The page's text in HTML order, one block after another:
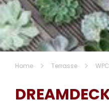
Home Terrasse